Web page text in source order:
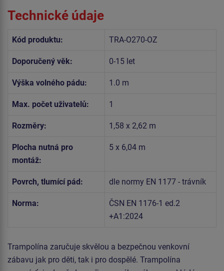
Technické údaje
Kód produktu: TRA-O270-OZ
Doporučený věk: 0-15 let
Výška volného pádu: 1.0 m
Max. počet uživatelů: 1
Rozměry: 1,58 x 2,62 m
Plocha nutná pro
montáž:
5 x 6,04 m
Povrch, tlumící pád: dle normy EN 1177 - trávník
Norma:
ČSN EN 1176-1 ed.2
+A1:2024
Trampolína zaručuje skvělou a bezpečnou venkovní
zábavu jak pro děti, tak i pro dospělé. Trampolína